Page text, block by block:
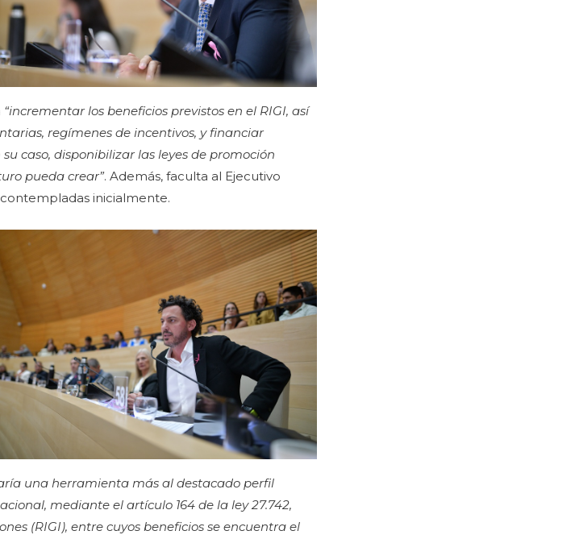
“incrementar los beneficios previstos en el RIGI, así
regímenes de incentivos, y financiar
caso, disponibilizar las leyes de promoción
pueda crear”. Además, faculta al Ejecutivo
inicialmente.
una herramienta más al destacado perfil
mediante el artículo 164 de la ley 27.742,
(RIGI), entre cuyos beneficios se encuentra el